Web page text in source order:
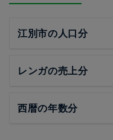
江別市の人口分
レンガの売上分
西暦の年数分